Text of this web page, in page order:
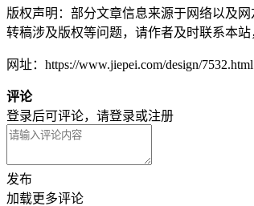
版权声明：部分文章信息来源于网络以及
转稿涉及版权等问题，请作者及时联系本站
网址：https://www.jiepei.com/design/7532.html
评论
登录后可评论，请登录或注册
发布
加载更多评论